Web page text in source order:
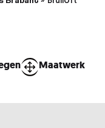
Maatwerk